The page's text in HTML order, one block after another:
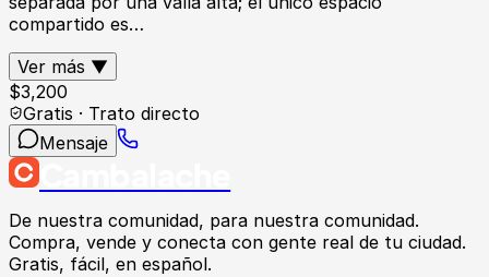
compartido es…
Ver más ▼
$3,200
Gratis · Trato directo
Mensaje
De nuestra comunidad, para nuestra comunidad.
Compra, vende y conecta con gente real de tu ciudad.
Gratis, fácil, en español.